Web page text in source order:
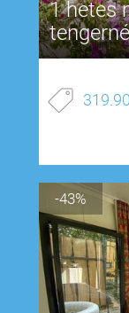
1 hetes
-43%